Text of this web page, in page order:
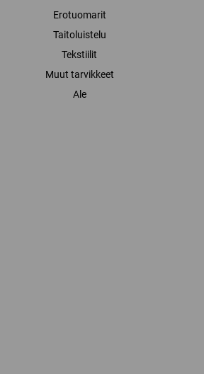
Erotuomarit
Taitoluistelu
Tekstiilit
Muut tarvikkeet
Ale